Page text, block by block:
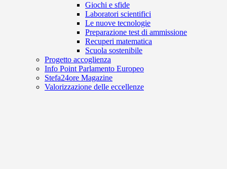
Giochi e sfide
Laboratori scientifici
Le nuove tecnologie
Preparazione test di ammissione
Recuperi matematica
Scuola sostenibile
Progetto accoglienza
Info Point Parlamento Europeo
Stefa24ore Magazine
Valorizzazione delle eccellenze